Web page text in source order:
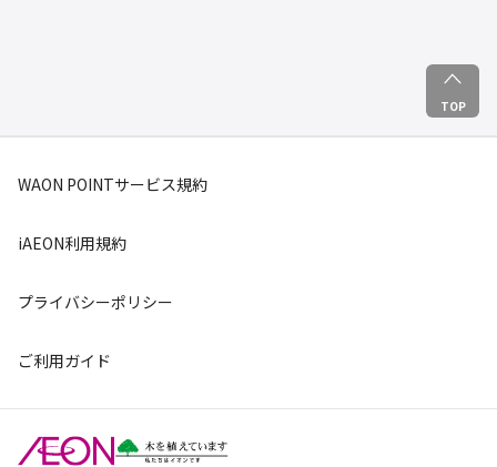
TOP
WAON POINTサービス規約
iAEON利用規約
プライバシーポリシー
ご利用ガイド